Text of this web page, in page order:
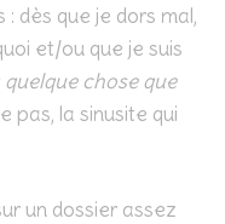
dès que je dors mal,
et/ou que je suis
quelque chose que
pas, la sinusite qui
un dossier assez